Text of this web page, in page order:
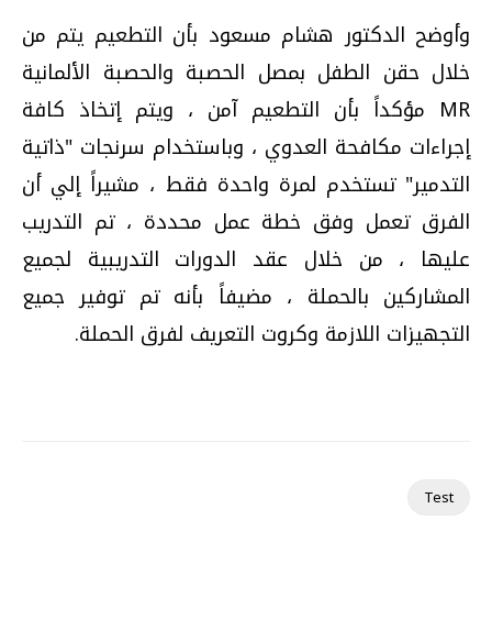
وأوضح الدكتور هشام مسعود بأن التطعيم يتم من
خلال حقن الطفل بمصل الحصبة والحصبة الألمانية
MR مؤكداً بأن التطعيم آمن ، ويتم إتخاذ كافة
إجراءات مكافحة العدوي ، وباستخدام سرنجات "ذاتية
التدمير" تستخدم لمرة واحدة فقط ، مشيراً إلي أن
الفرق تعمل وفق خطة عمل محددة ، تم التدريب
عليها ، من خلال عقد الدورات التدريبية لجميع
المشاركين بالحملة ، مضيفاً بأنه تم توفير جميع
التجهيزات اللازمة وكروت التعريف لفرق الحملة.
Test